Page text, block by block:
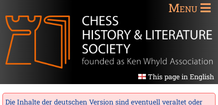
Menu
This page in English
Die Inhalte der deutschen Version sind eventuell veraltet oder